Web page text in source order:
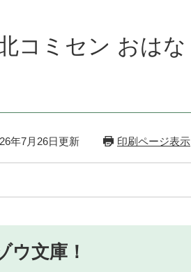
コミセン おはな
年7月26日更新 印刷ページ表示
ウ文庫！